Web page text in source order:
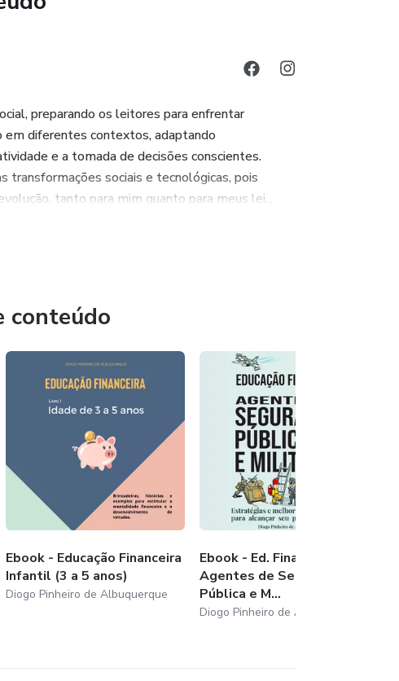
a diferenciar desejos de necessidades, a
o dinheiro pode ser guardado para um objetivo
que pode criar e vender algo,
de maneira prática e divertida.
e justiça são pilares que precisam andar
hábitos financeiros positivos desde cedo.
preparando os leitores para enfrentar
em diferentes contextos, adaptando
e a tomada de decisões conscientes.
transformações sociais e tecnológicas, pois
tanto para mim quanto para meus lei...
conteúdo
Ebook - Educação Financeira
Infantil (3 a 5 anos)
Diogo Pinheiro de Albuquerque
Ebook - Ed. Financeira para
Agentes de Segurança
Pública e M...
Diogo Pinheiro de Albuquerque